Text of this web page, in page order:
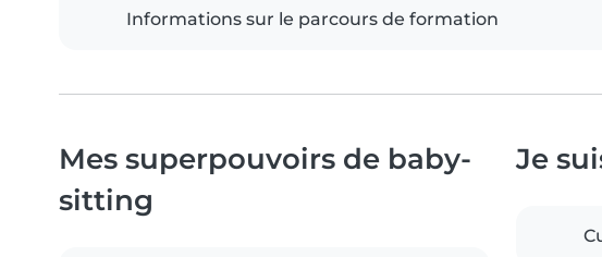
Informations sur le parcours de formation
Mes superpouvoirs de baby-
sitting
Je